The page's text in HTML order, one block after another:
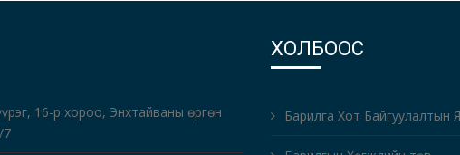
16-р хороо, Энхтайваны өргөн
7
ХОЛБООС
Барилга Хот Байгуулалтын